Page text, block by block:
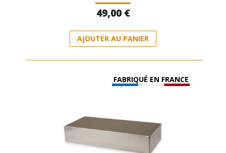
Note
0
sur
49,00 €
AJOUTER AU PANIER
FABRIQUÉ EN FRANCE